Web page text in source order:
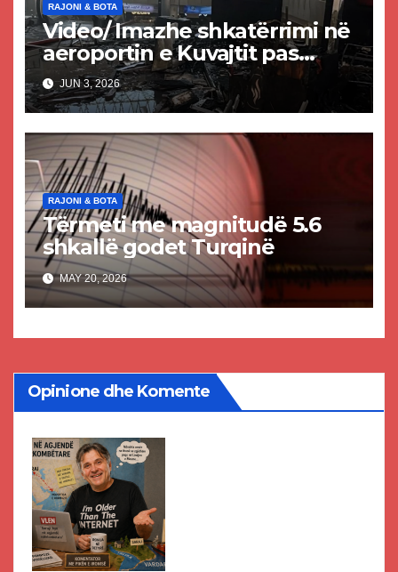
RAJONI & BOTA
Video/ Imazhe shkatërrimi në
aeroportin e Kuvajtit pas
sulmit iranian, një i vdekur
dhe shumë të plagosur
JUN 3, 2026
RAJONI & BOTA
Tërmeti me magnitudë 5.6
shkallë godet Turqinë
MAY 20, 2026
Opinione dhe Komente